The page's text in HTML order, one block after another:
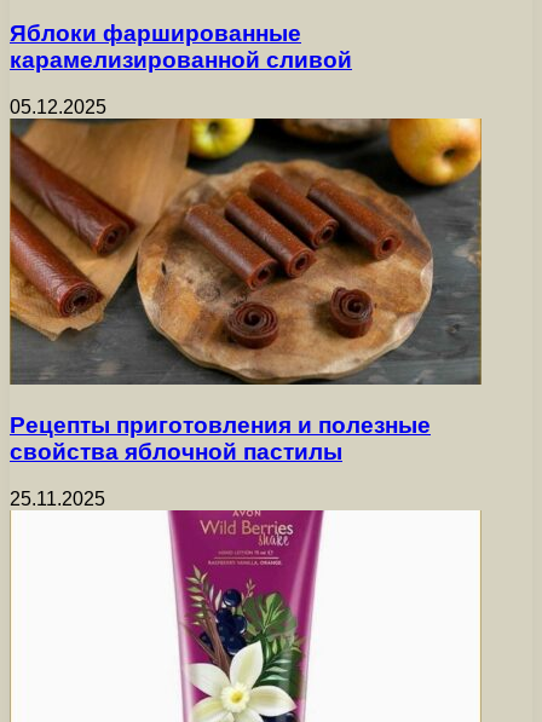
Яблоки фаршированные
карамелизированной сливой
05.12.2025
Рецепты приготовления и полезные
свойства яблочной пастилы
25.11.2025